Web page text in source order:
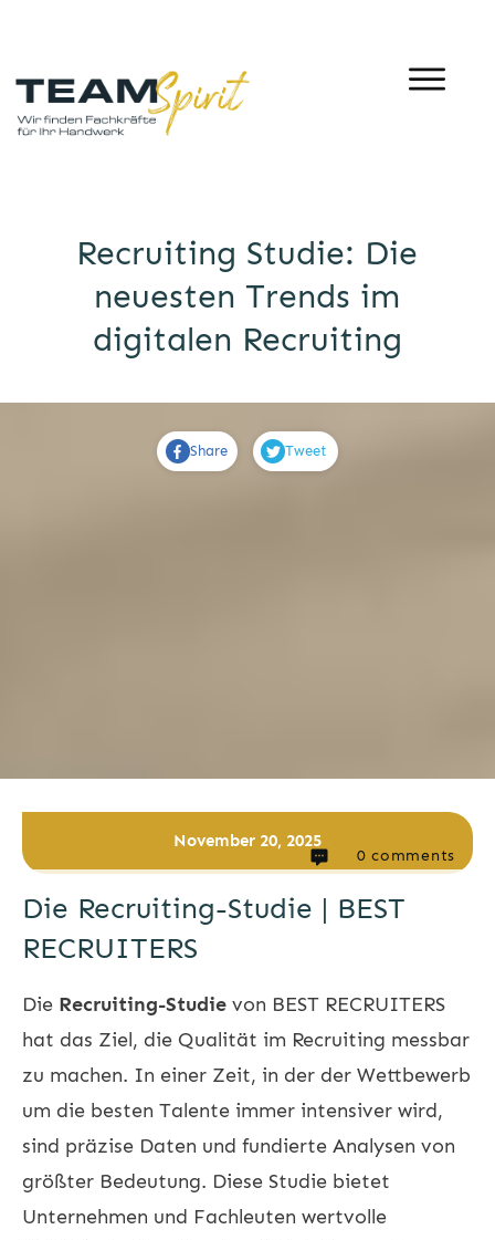
Recruiting Studie: Die
neuesten Trends im
digitalen Recruiting
Share Tweet
November 20, 2025
0 comments
Die Recruiting-Studie | BEST
RECRUITERS
Die Recruiting-Studie von BEST RECRUITERS
hat das Ziel, die Qualität im Recruiting messbar
zu machen. In einer Zeit, in der der Wettbewerb
um die besten Talente immer intensiver wird,
sind präzise Daten und fundierte Analysen von
größter Bedeutung. Diese Studie bietet
Unternehmen und Fachleuten wertvolle